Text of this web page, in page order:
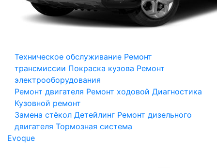
Техническое обслуживание Ремонт
трансмиссии Покраска кузова Ремонт
электрооборудования
Ремонт двигателя Ремонт ходовой Диагностика
Кузовной ремонт
Замена стёкол Детейлинг Ремонт дизельного
двигателя Тормозная система
Evoque